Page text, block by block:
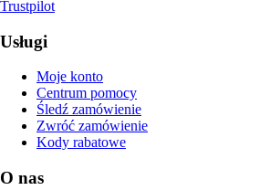
Trustpilot
Usługi
Moje konto
Centrum pomocy
Śledź zamówienie
Zwróć zamówienie
Kody rabatowe
O nas